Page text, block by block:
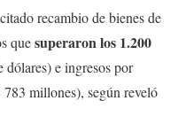
recambio de bienes de
quesuperaron los 1.200
dólares) e ingresos por
millones), según reveló